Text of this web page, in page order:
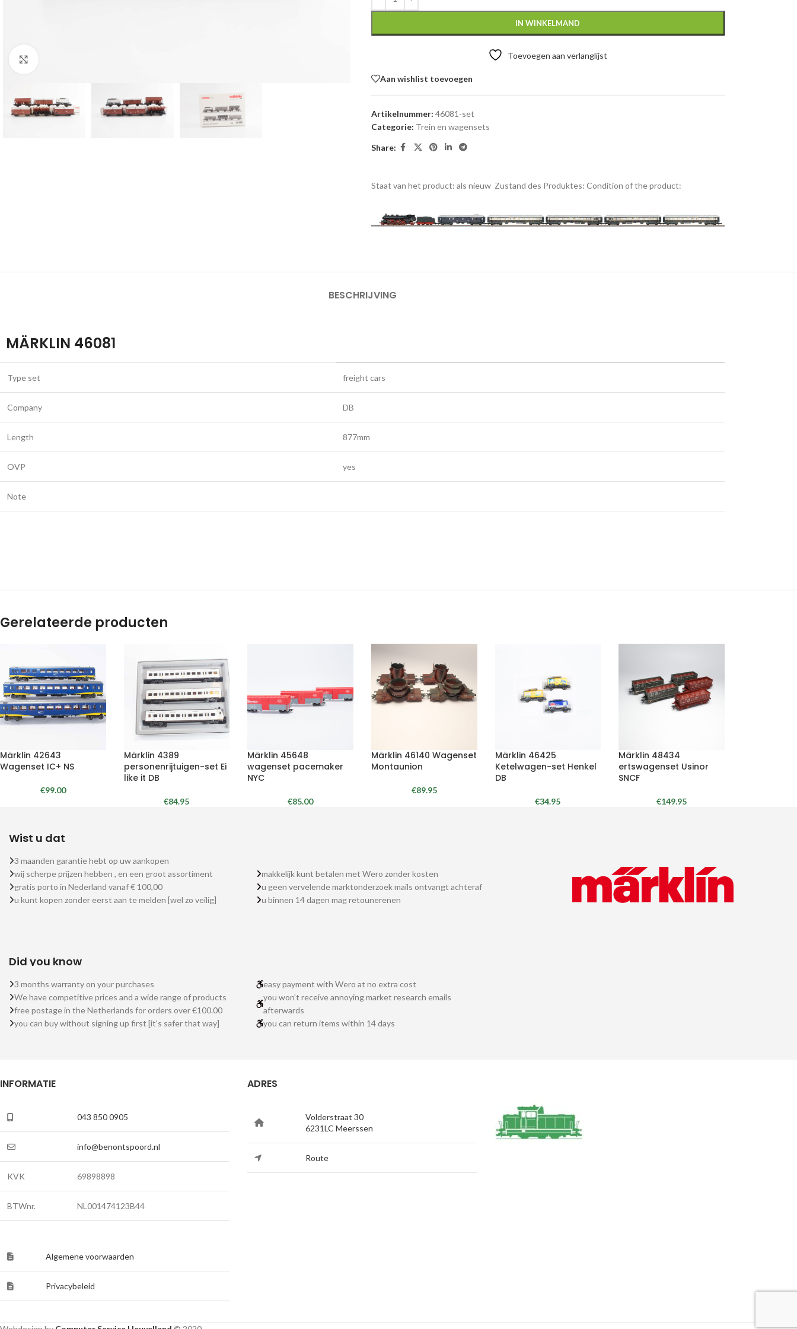
IN WINKELMAND
Toevoegen aan verlanglijst
Aan wishlist toevoegen
Artikelnummer: 46081-set
Categorie: Trein en wagensets
Share:
Staat van het product: als nieuw Zustand des Produktes: Condition of the product:
BESCHRIJVING
MÄRKLIN 46081
Type set freight cars
Company DB
Length 877mm
OVP yes
Note
Gerelateerde producten
Märklin 42643
Wagenset IC+ NS
€99.00
Märklin 4389
personenrijtuigen-set Ei
like it DB
€84.95
Märklin 45648
wagenset pacemaker
NYC
€85.00
Märklin 46140 Wagenset
Montaunion
€89.95
Märklin 46425
Ketelwagen-set Henkel
DB
€34.95
Märklin 48434
ertswagenset Usinor
SNCF
€149.95
Wist u dat
3 maanden garantie hebt op uw aankopen
wij scherpe prijzen hebben , en een groot assortiment
gratis porto in Nederland vanaf € 100,00
u kunt kopen zonder eerst aan te melden [wel zo veilig]
makkelijk kunt betalen met Wero zonder kosten
u geen vervelende marktonderzoek mails ontvangt achteraf
u binnen 14 dagen mag retounerenen
Did you know
3 months warranty on your purchases
We have competitive prices and a wide range of products
free postage in the Netherlands for orders over €100.00
you can buy without signing up first [it's safer that way]
easy payment with Wero at no extra cost
you won't receive annoying market research emails
afterwards
you can return items within 14 days
INFORMATIE
043 850 0905
info@benontspoord.nl
KVK 69898898
BTWnr. NL001474123B44
Algemene voorwaarden
Privacybeleid
ADRES
Volderstraat 30
6231LC Meerssen
Route